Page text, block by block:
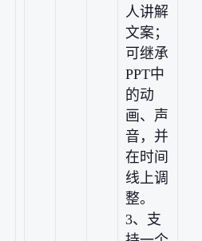
人讲解
文案；
可继承
PPT中
的动
画、声
音，并
在时间
线上调
整。
3、支